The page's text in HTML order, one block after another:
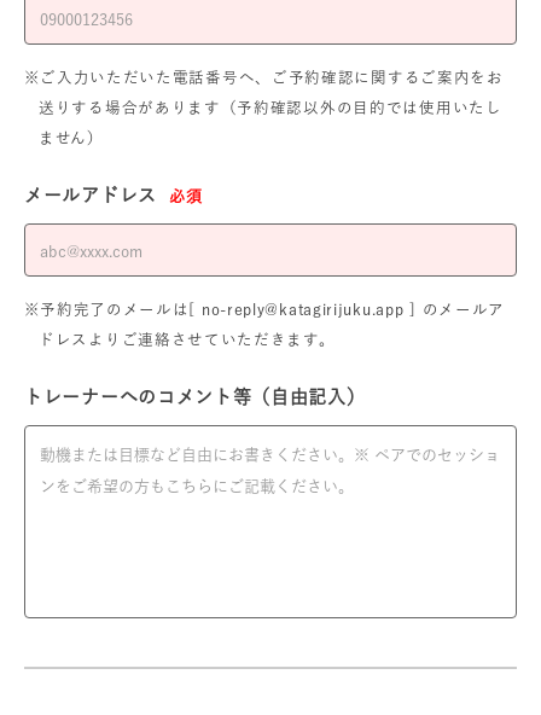
※ご入力いただいた電話番号へ、ご予約確認に関するご案内をお
送りする場合があります（予約確認以外の目的では使用いたし
ません）
メールアドレス 必須
※予約完了のメールは[ no-reply@katagirijuku.app ] のメールア
ドレスよりご連絡させていただきます。
トレーナーへのコメント等（自由記入）